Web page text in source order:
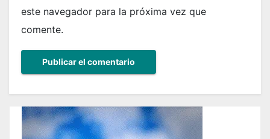
este navegador para la próxima vez que
comente.